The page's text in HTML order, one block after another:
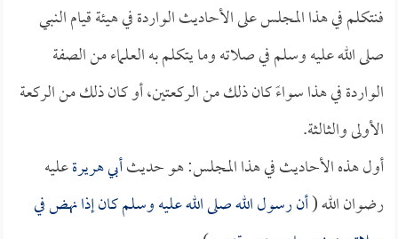
فنتكلم في هذا المجلس على الأحاديث الواردة في هيئة قيام النبي
صلى الله عليه وسلم في صلاته وما يتكلم به العلماء من الصفة
الواردة في هذا سواءً كان ذلك من الركعتين، أو كان ذلك من الركعة
الأولى والثالثة.
أول هذه الأحاديث في هذا المجلس: هو حديثأبي هريرةعليه
رضوان الله (أن رسول الله صلى الله عليه وسلم كان إذا نهض في